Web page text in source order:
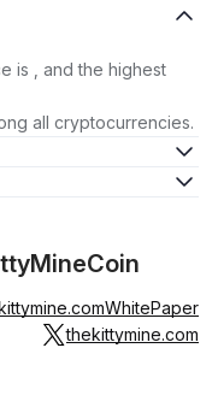
is , and the highest
all cryptocurrencies.
WhitePaper
thekittymine.com